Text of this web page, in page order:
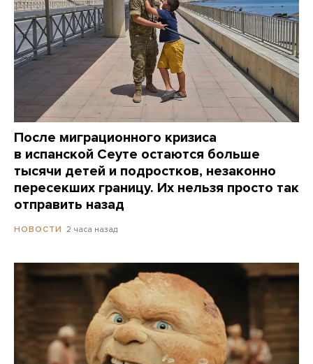
После миграционного кризиса
в испанской Сеуте остаются больше
тысячи детей и подростков, незаконно
пересекших границу. Их нельзя просто так
отправить назад
НОВОСТИ 2 часа назад